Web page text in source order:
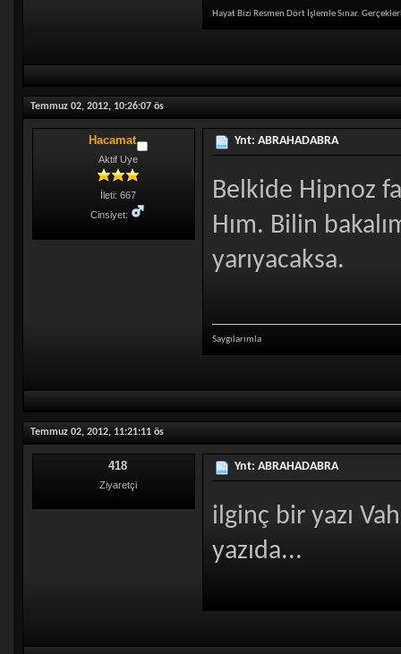
Hayat Bizi Resmen Dört İşlemle Sınar.
Temmuz 02, 2012, 10:26:07 ös
Hacamat
Aktif Uye
İleti: 667
Cinsiyet:
Ynt: ABRAHADABRA
Belkide Hipnoz
Hım. Bilin
yarıyacaksa.
Saygılarımla
Temmuz 02, 2012, 11:21:11 ös
418
Ziyaretçi
Ynt: ABRAHADABRA
ilginç bir yazı
yazıda...